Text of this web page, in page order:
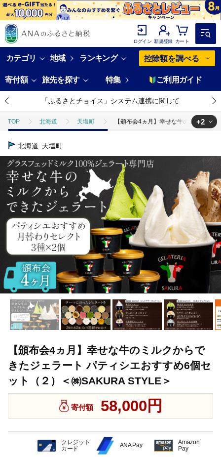
ログイン 新規登録 カート
カテゴリ 地域 ランキング 控除額を調べる
寄付額 旅先を探す 特集 ご利用ガイド
「ふるさとチョイス」システム連携に関して
TOP 北海道 天塩町 【頒布会4ヵ月】幸せな牛のミルクか
TOP
TOP 卵・乳製品 アイスクリーム 【頒布会4ヵ月】幸せな牛
+2
北海道 天塩町
【頒布会4ヵ月】幸せな牛のミルクからで
きたジェラート パティシエおすすめ6個セ
ット（２）＜㈱SAKURA STYLE＞
寄付額 58,000円
クレジット
カード
ANA Pay
Amazon
Pay